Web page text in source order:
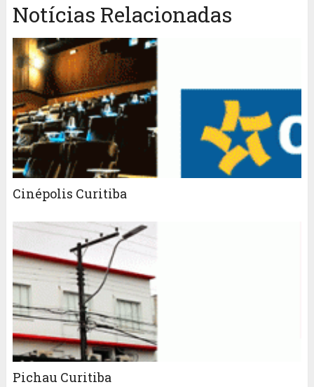
Notícias Relacionadas
Cinépolis Curitiba
Pichau Curitiba